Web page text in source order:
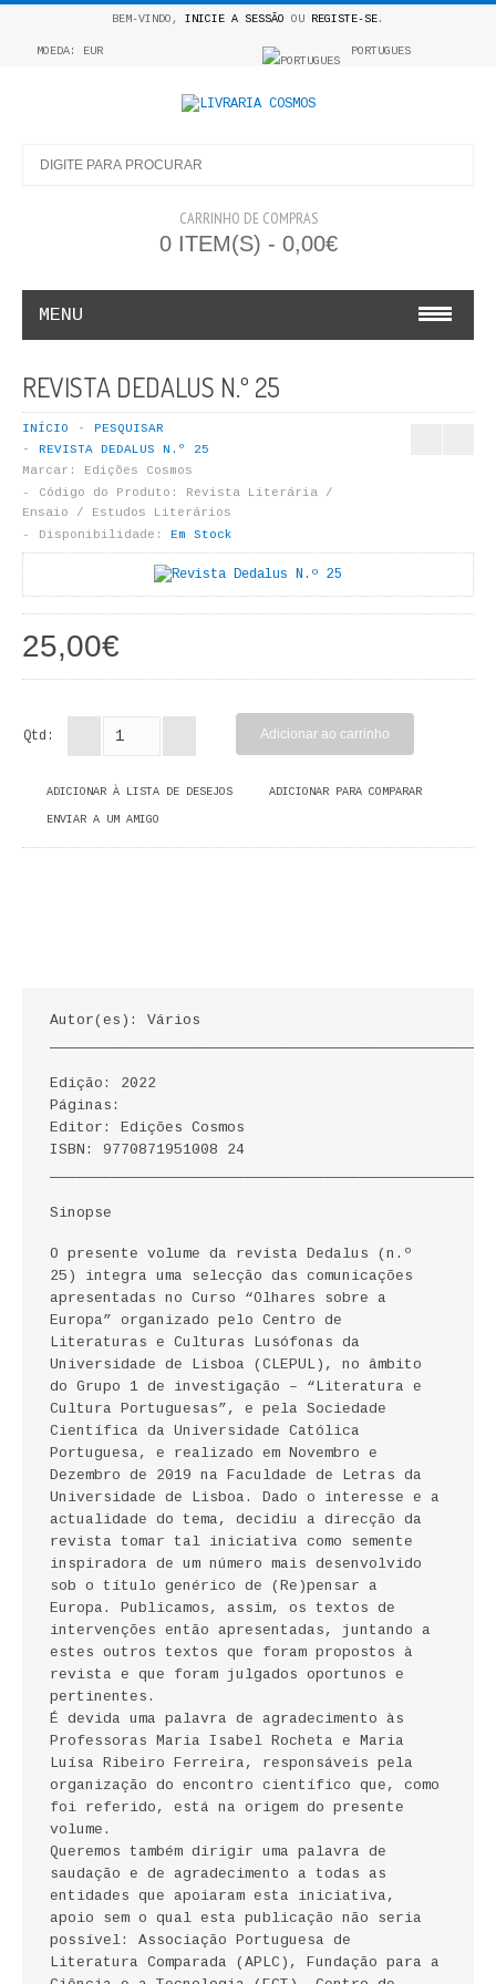
BEM-VINDO, INICIE A SESSÃO OU REGISTE-SE.
MOEDA: EUR PORTUGUES
CARRINHO DE COMPRAS
0 ITEM(S) - 0,00€
MENU
COSMOS INFANTIL
COLEÇÃO APRENDE A COLORIR
LIVROS DE PINTAR
INFANTO - JUVENIL
ANTROPOLOGIA E SOCIOLOGIA
COLEÇÃO RAÍZES
ARQUITECTURA
CADERNOS HUMANITAS
ECONOMIA, GESTÃO, CONTABILIDADE
ANÁLISE DA ACÇÃO EDUCATIVA
COLEÇÃO PONTO E VÍRGULA
HISTÓRIA
HISTÓRIA DE PORTUGAL
PRÉ-HISTÓRIA
LITERATURA
BIOGRAFIA
FICÇÃO E ROMANCE
LABIRINTOS DE EROS
NOVA BIBLIOTECA COSMOS
POESIA E TEATRO
REVISTA DEDALUS
POLÍTICA
CIÊNCIA POLITICA
RELAÇÕES INTERNACIONAIS
COLEÇÃO ATENA
OUTROS TEMAS
REVISTA DEDALUS N.º 25
INÍCIO
PESQUISAR
REVISTA DEDALUS N.º 25
Marcar:
Edições Cosmos
Código do Produto:
Revista Literária /
Ensaio / Estudos Literários
Disponibilidade:
Em Stock
25,00€
Qtd:
ADICIONAR À LISTA DE DESEJOS ADICIONAR PARA COMPARAR
ENVIAR A UM AMIGO
Autor(es): Vários
Edição: 2022
Páginas:
Editor: Edições Cosmos
ISBN: 9770871951008 24
Sinopse
O presente volume da revista Dedalus (n.º
25) integra uma selecção das comunicações
apresentadas no Curso “Olhares sobre a
Europa” organizado pelo Centro de
Literaturas e Culturas Lusófonas da
Universidade de Lisboa (CLEPUL), no âmbito
do Grupo 1 de investigação – “Literatura e
Cultura Portuguesas”, e pela Sociedade
Científica da Universidade Católica
Portuguesa, e realizado em Novembro e
Dezembro de 2019 na Faculdade de Letras da
Universidade de Lisboa. Dado o interesse e a
actualidade do tema, decidiu a direcção da
revista tomar tal iniciativa como semente
inspiradora de um número mais desenvolvido
sob o título genérico de (Re)pensar a
Europa. Publicamos, assim, os textos de
intervenções então apresentadas, juntando a
estes outros textos que foram propostos à
revista e que foram julgados oportunos e
pertinentes.
É devida uma palavra de agradecimento às
Professoras Maria Isabel Rocheta e Maria
Luísa Ribeiro Ferreira, responsáveis pela
organização do encontro científico que, como
foi referido, está na origem do presente
volume.
Queremos também dirigir uma palavra de
saudação e de agradecimento a todas as
entidades que apoiaram esta iniciativa,
apoio sem o qual esta publicação não seria
possível: Associação Portuguesa de
Literatura Comparada (APLC), Fundação para a